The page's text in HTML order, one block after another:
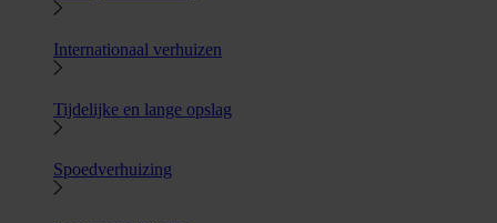
Internationaal verhuizen
Tijdelijke en lange opslag
Spoedverhuizing